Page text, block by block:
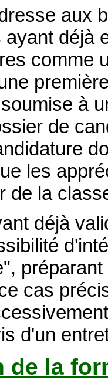
aux
déjà
comme
à
de
les
de la
déjà
cas
d'un
de la